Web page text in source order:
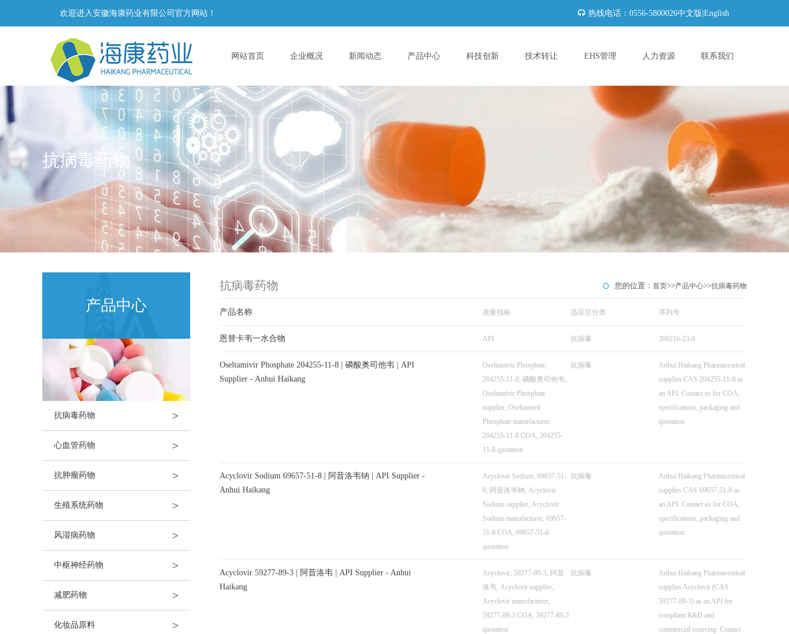
欢迎进入安徽海康药业有限公司官方网站！ 热线电话：0556-5800026中文版 English
网站首页 企业概况 新闻动态 产品中心 科技创新 技术转让 EHS管理 人力资源 联系我们
抗病毒药物
产品中心
抗病毒药物 >
心血管药物 >
抗肿瘤药物 >
生殖系统药物 >
风湿病药物 >
中枢神经药物 >
减肥药物 >
化妆品原料 >
抗病毒药物 您的位置： 首页>>产品中心>>抗病毒药物
产品名称 序列号
适应症分类
质量指标
恩替卡韦一水合物 209216-23-9
抗病毒
API
Oseltamivir Phosphate 204255-11-8 | 磷酸奥司他韦 | API
Supplier - Anhui Haikang
Anhui Haikang Pharmaceutical
supplies CAS 204255-11-8 as
an API. Contact us for COA,
specifications, packaging and
quotation.
抗病毒
Oseltamivir Phosphate,
204255-11-8, 磷酸奥司他韦,
Oseltamivir Phosphate
supplier, Oseltamivir
Phosphate manufacturer,
204255-11-8 COA, 204255-
11-8 quotation
Acyclovir Sodium 69657-51-8 | 阿昔洛韦钠 | API Supplier -
Anhui Haikang
Anhui Haikang Pharmaceutical
supplies CAS 69657-51-8 as
an API. Contact us for COA,
specifications, packaging and
quotation.
抗病毒
Acyclovir Sodium, 69657-51-
8, 阿昔洛韦钠, Acyclovir
Sodium supplier, Acyclovir
Sodium manufacturer, 69657-
51-8 COA, 69657-51-8
quotation
Acyclovir 59277-89-3 | 阿昔洛韦 | API Supplier - Anhui
Haikang
Anhui Haikang Pharmaceutical
supplies Acyclovir (CAS
59277-89-3) as an API for
compliant R&D and
commercial sourcing. Contact
抗病毒
Acyclovir, 59277-89-3, 阿昔
洛韦, Acyclovir supplier,
Acyclovir manufacturer,
59277-89-3 COA, 59277-89-3
quotation